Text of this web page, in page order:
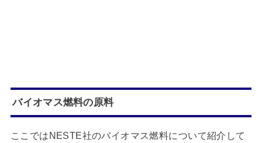
バイオマス燃料の原料
ここではNESTE社のバイオマス燃料について紹介して